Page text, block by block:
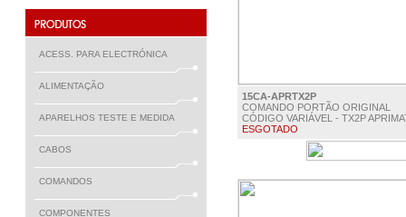
ACESS. PARA ELECTRÓNICA
ALIMENTAÇÃO
APARELHOS TESTE E MEDIDA
CABOS
COMANDOS
COMPONENTES
15CA-APRTX2P
COMANDO PORTÃO ORIGINAL
CÓDIGO VARIÁVEL - TX2P
ESGOTADO